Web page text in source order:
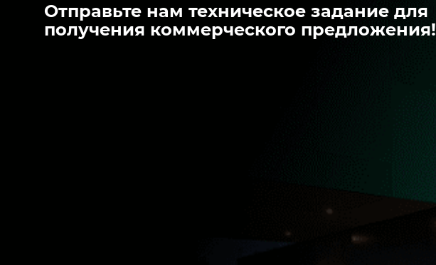
Отправьте нам техническое задание для
получения коммерческого предложения!